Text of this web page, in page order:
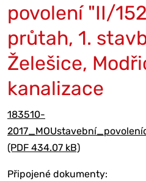
povolení "II/
průtah, 1.
Želešice,
kanalizace
183510-
(PDF 434.07 kB)
Připojené dokumenty: